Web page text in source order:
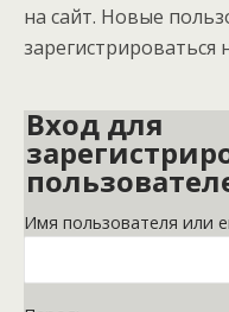
на сайт. Новые
зарегистрироваться
Вход для
Имя пользователя или